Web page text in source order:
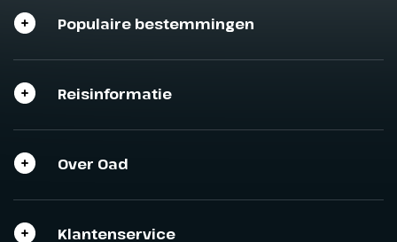
Populaire bestemmingen
Reisinformatie
Over Oad
Klantenservice